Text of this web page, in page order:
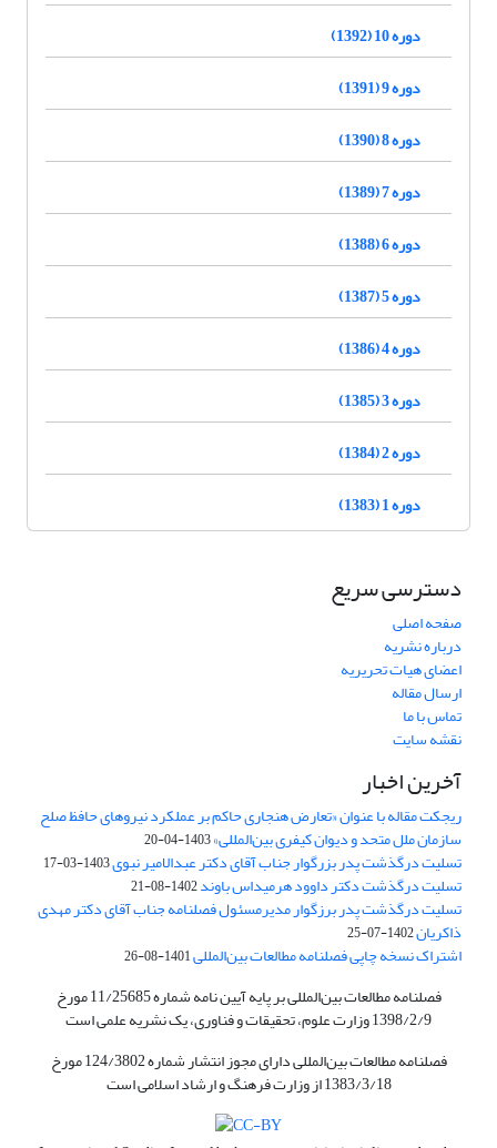
دوره 10 (1392)
دوره 9 (1391)
دوره 8 (1390)
دوره 7 (1389)
دوره 6 (1388)
دوره 5 (1387)
دوره 4 (1386)
دوره 3 (1385)
دوره 2 (1384)
دوره 1 (1383)
دسترسی سریع
صفحه اصلی
درباره نشریه
اعضای هیات تحریریه
ارسال مقاله
تماس با ما
نقشه سایت
آخرین اخبار
ریجکت مقاله با عنوان «تعارض هنجاری حاکم بر عملکرد نیروهای حافظ صلح
سازمان ملل متحد و دیوان کیفری بین‌المللی»1403-04-20
تسلیت درگذشت پدر بزرگوار جناب آقای دکتر عبدالامیر نبوی1403-03-17
تسلیت درگذشت دکتر داوود هرمیداس باوند1402-08-21
تسلیت درگذشت پدر برزگوار مدیرمسئول فصلنامه جناب آقای دکتر مهدی
ذاکریان1402-07-25
اشتراک نسخه چاپی فصلنامه مطالعات بین‌المللی1401-08-26
فصلنامه مطالعات بین‌المللی بر پایه آیین نامه شماره 11/25685 مورخ
1398/2/9 وزارت علوم، تحقیقات و فناوری، یک نشریه علمی است
فصلنامه مطالعات بین‌المللی دارای مجوز انتشار شماره 124/3802 مورخ
1383/3/18 از وزارت فرهنگ و ارشاد اسلامی است